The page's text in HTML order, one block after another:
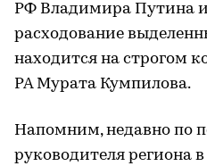
РФ Владимира Путина и
расходование
находится на строгом
РА Мурата Кумпилова.
Напомним, недавно по
руководителя региона